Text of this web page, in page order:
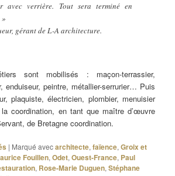
avec verrière. Tout sera terminé en
gérant de L-A architecture.
sont mobilisés : maçon-terrassier,
enduiseur, peintre, métallier-serrurier… Puis
plaquiste, électricien, plombier, menuisier
coordination, en tant que maître d’œuvre
de Bretagne coordination.
| Marqué avecarchitecte,faïence,Groix et
Fouillen,Odet,Ouest-France, Paul
, Rose-Marie Duguen,Stéphane